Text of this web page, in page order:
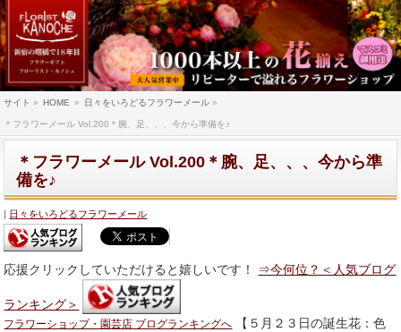
サイト » HOME » 日々をいろどるフラワーメール »
＊フラワーメール Vol.200＊腕、足、、、今から準備を♪
＊フラワーメール Vol.200＊腕、足、、、今から準
備を♪
日々をいろどるフラワーメール
応援クリックしていただけると嬉しいです！ ⇒今何位？＜人気ブログ
ランキング＞
フラワーショップ・園芸店 ブログランキングへ 【５月２３日の誕生花：色